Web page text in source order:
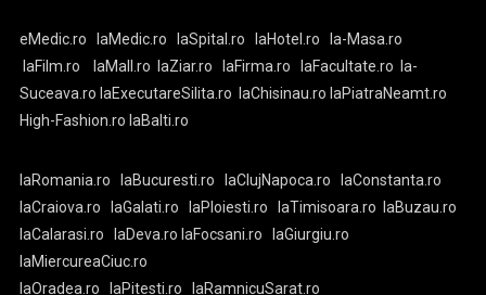
eMedic.ro laMedic.ro laSpital.ro laHotel.ro
la-Masa.ro
laFilm.ro
laMall.ro laZiar.ro laFirma.ro laFacultate.ro
la-
Suceava.ro laExecutareSilita.ro laChisinau.ro laPiatraNeamt.ro
High-Fashion.ro laBalti.ro
laRomania.ro laBucuresti.ro laClujNapoca.ro
laConstanta.ro
laCraiova.ro
laGalati.ro laPloiesti.ro laTimisoara.ro
laBuzau.ro
laCalarasi.ro
laDeva.ro laFocsani.ro
laGiurgiu.ro
laMiercureaCiuc.ro
laOradea.ro
laPitesti.ro laRamnicuSarat.ro